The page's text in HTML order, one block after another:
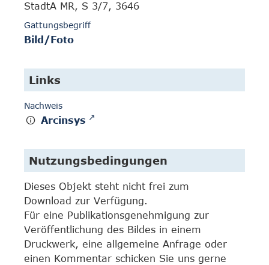
StadtA MR, S 3/7, 3646
Gattungsbegriff
Bild/Foto
Links
Nachweis
Arcinsys
Nutzungsbedingungen
Dieses Objekt steht nicht frei zum
Download zur Verfügung.
Für eine Publikationsgenehmigung zur
Veröffentlichung des Bildes in einem
Druckwerk, eine allgemeine Anfrage oder
einen Kommentar schicken Sie uns gerne